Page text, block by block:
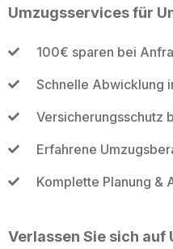
Umzugsservices für
100€ sparen bei
Schnelle Abwicklung
Versicherungsschutz
Erfahrene
Komplette Planung &
Verlassen Sie sich auf